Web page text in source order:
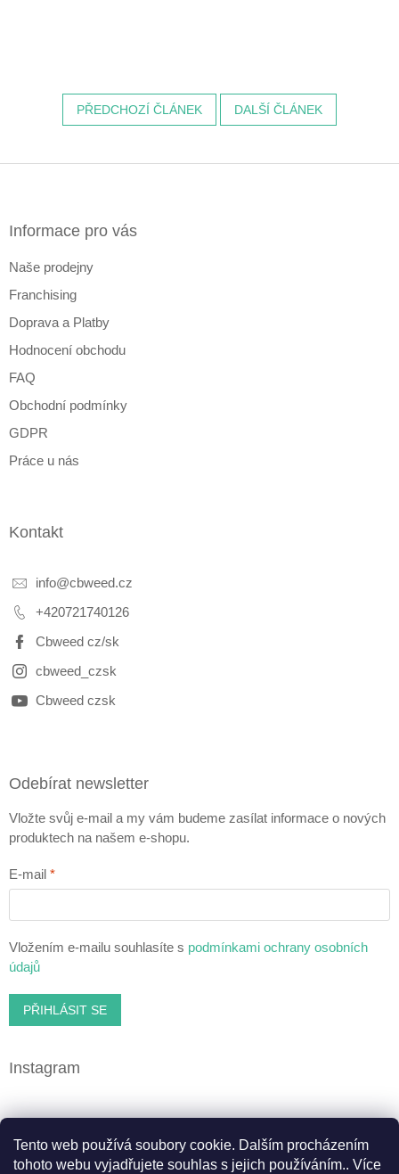
Tento web používá soubory cookie. Dalším procházením
tohoto webu vyjadřujete souhlas s jejich používáním.. Více
PŘEDCHOZÍ ČLÁNEK DALŠÍ ČLÁNEK
Informace pro vás
Naše prodejny
Franchising
Doprava a Platby
Hodnocení obchodu
FAQ
Obchodní podmínky
GDPR
Práce u nás
Kontakt
info@cbweed.cz
+420721740126
Cbweed cz/sk
cbweed_czsk
Cbweed czsk
Odebírat newsletter
Vložte svůj e-mail a my vám budeme zasílat informace o nových
produktech na našem e-shopu.
E-mail
Vložením e-mailu souhlasíte s podmínkami ochrany osobních
údajů
PŘIHLÁSIT SE
Instagram
Facebook